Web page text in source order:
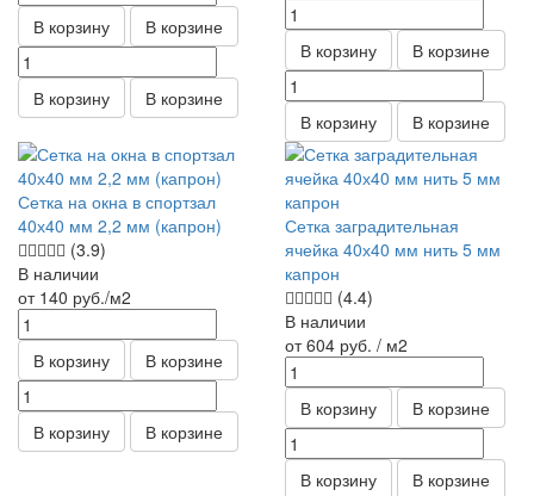
В корзину В корзине
В корзину В корзине
В корзину В корзине
В корзину В корзине
Сетка на окна в спортзал
40х40 мм 2,2 мм (капрон)
(3.9)
В наличии
от 140 руб./м2
В корзину В корзине
В корзину В корзине
Сетка заградительная
ячейка 40х40 мм нить 5 мм
капрон
(4.4)
В наличии
от 604 руб. / м2
В корзину В корзине
В корзину В корзине